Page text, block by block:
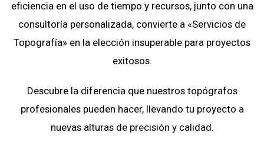
eficiencia en el uso de tiempo y recursos, junto con una
consultoría personalizada, convierte a «Servicios de
Topografía» en la elección insuperable para proyectos
exitosos.
Descubre la diferencia que nuestros topógrafos
profesionales pueden hacer, llevando tu proyecto a
nuevas alturas de precisión y calidad.